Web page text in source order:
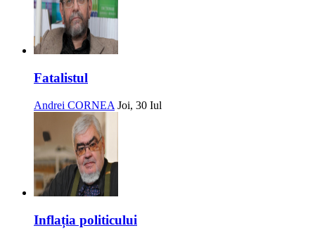
Fatalistul
Andrei CORNEA Joi, 30 Iul
Inflația politicului